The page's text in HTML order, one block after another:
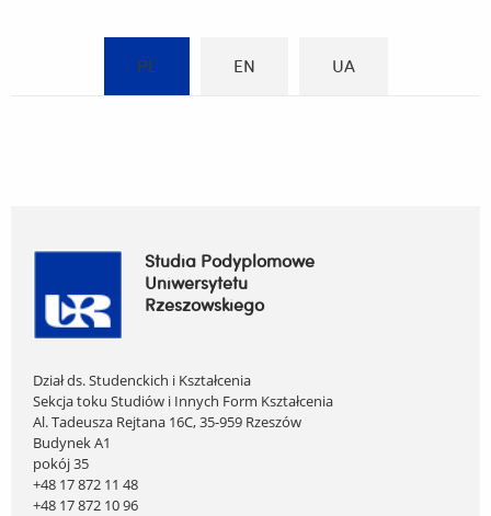
PL EN UA
Studia Podyplomowe
Uniwersytetu
Rzeszowskiego
Dział ds. Studenckich i Kształcenia
Sekcja toku Studiów i Innych Form Kształcenia
Al. Tadeusza Rejtana 16C, 35-959 Rzeszów
Budynek A1
pokój 35
+48 17 872 11 48
+48 17 872 10 96